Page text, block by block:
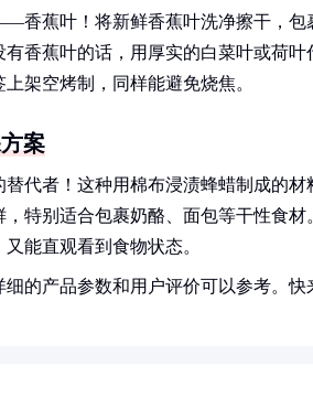
香蕉叶！将新鲜香蕉叶洗净擦干，包
香蕉叶的话，用厚实的白菜叶或荷
架空烤制，同样能避免烧焦。
案
代者！这种用棉布浸渍蜂蜡制成的
特别适合包裹奶酪、面包等干性食材
能直观看到食物状态。
的产品参数和用户评价可以参考。快